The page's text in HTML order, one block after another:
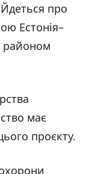
про
Естонія–
районом
має
проєкту.